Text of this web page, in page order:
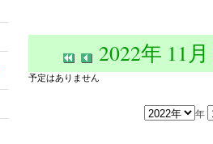
2022年 11
予定はありません
年